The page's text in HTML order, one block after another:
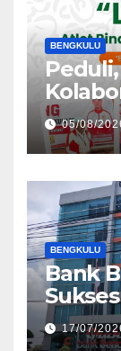
BENGKULU
Atlet
05/08/
BENGKULU
Bank
17/07/